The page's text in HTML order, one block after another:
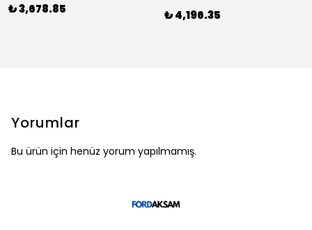
₺ 3,678.85 ₺ 4,196.35
Yorumlar
Bu ürün için henüz yorum yapılmamış.